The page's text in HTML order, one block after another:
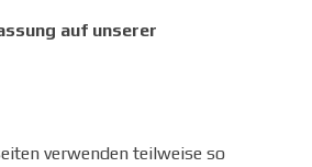
auf unserer
verwenden teilweise so